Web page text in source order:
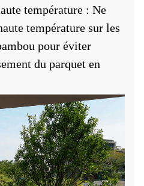
température : Ne
température sur les
pour éviter
du parquet en